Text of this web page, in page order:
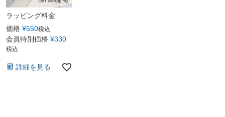
ラッピング料金
価格 ¥550税込
会員特別価格 ¥330
税込
詳細を見る